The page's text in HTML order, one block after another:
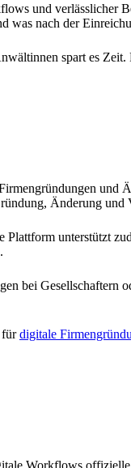
und
was nach der
spart es
und
Änderung und
unterstützt
bei Gesellschaftern
fürdigitale
Workflows offizielle